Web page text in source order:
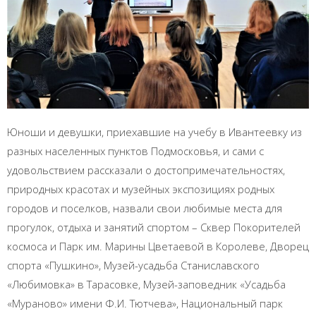
Юноши и девушки, приехавшие на учебу в Ивантеевку из
разных населенных пунктов Подмосковья, и сами с
удовольствием рассказали о достопримечательностях,
природных красотах и музейных экспозициях родных
городов и поселков, назвали свои любимые места для
прогулок, отдыха и занятий спортом – Сквер Покорителей
космоса и Парк им. Марины Цветаевой в Королеве, Дворец
спорта «Пушкино», Музей-усадьба Станиславского
«Любимовка» в Тарасовке, Музей-заповедник «Усадьба
«Мураново» имени Ф.И. Тютчева», Национальный парк